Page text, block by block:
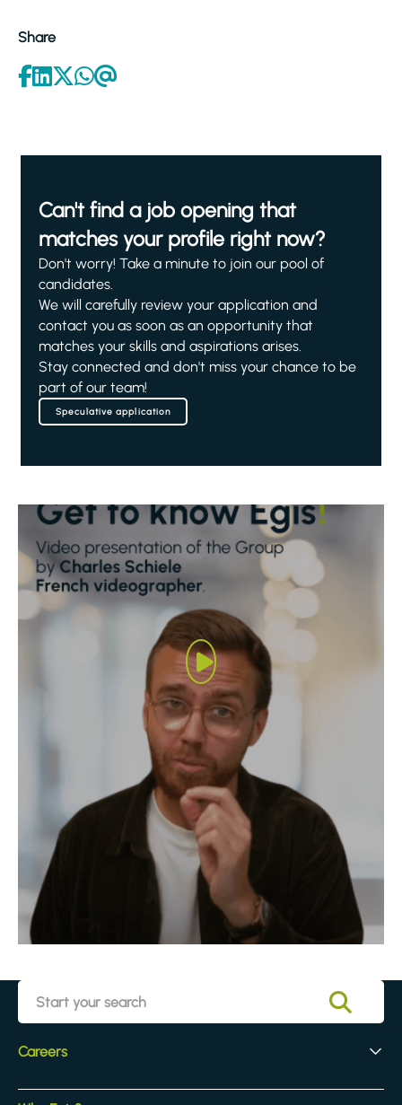
Share
Can't find a job opening that
matches your profile right now?
Don't worry! Take a minute to join our pool of
candidates.
We will carefully review your application and
contact you as soon as an opportunity that
matches your skills and aspirations arises.
Stay connected and don't miss your chance to be
part of our team!
Speculative application
Careers
Early Careers